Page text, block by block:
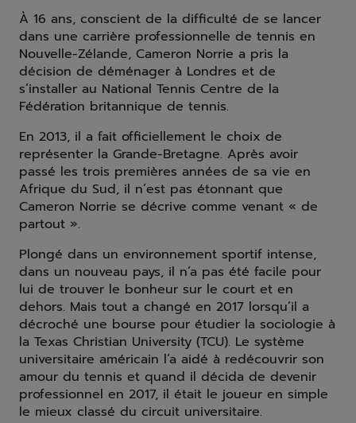
À 16 ans, conscient de la difficulté de se lancer
dans une carrière professionnelle de tennis en
Nouvelle-Zélande, Cameron Norrie a pris la
décision de déménager à Londres et de
s’installer au National Tennis Centre de la
Fédération britannique de tennis.
En 2013, il a fait officiellement le choix de
représenter la Grande-Bretagne. Après avoir
passé les trois premières années de sa vie en
Afrique du Sud, il n’est pas étonnant que
Cameron Norrie se décrive comme venant « de
partout ».
Plongé dans un environnement sportif intense,
dans un nouveau pays, il n’a pas été facile pour
lui de trouver le bonheur sur le court et en
dehors. Mais tout a changé en 2017 lorsqu’il a
décroché une bourse pour étudier la sociologie à
la Texas Christian University (TCU). Le système
universitaire américain l’a aidé à redécouvrir son
amour du tennis et quand il décida de devenir
professionnel en 2017, il était le joueur en simple
le mieux classé du circuit universitaire.